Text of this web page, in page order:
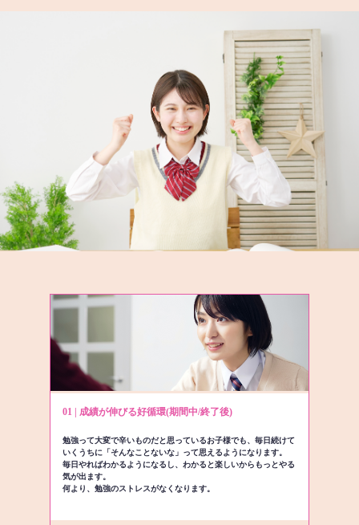
01 | 成績が伸びる好循環(期間中/終了後)
勉強って大変で辛いものだと思っているお子様でも、毎日続けて
いくうちに「そんなことないな」って思えるようになります。
毎日やればわかるようになるし、わかると楽しいからもっとやる
気が出ます。
何より、勉強のストレスがなくなります。